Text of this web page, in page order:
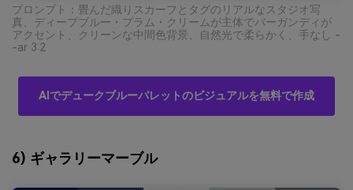
プロンプト：畳んだ織りスカーフとタグのリアルなスタジオ写
真、ディープブルー・プラム・クリームが主体でバーガンディが
アクセント、クリーンな中間色背景、自然光で柔らかく、手なし -
-ar 3:2
AIでデュークブルーパレットのビジュアルを無料で作成
6) ギャラリーマーブル